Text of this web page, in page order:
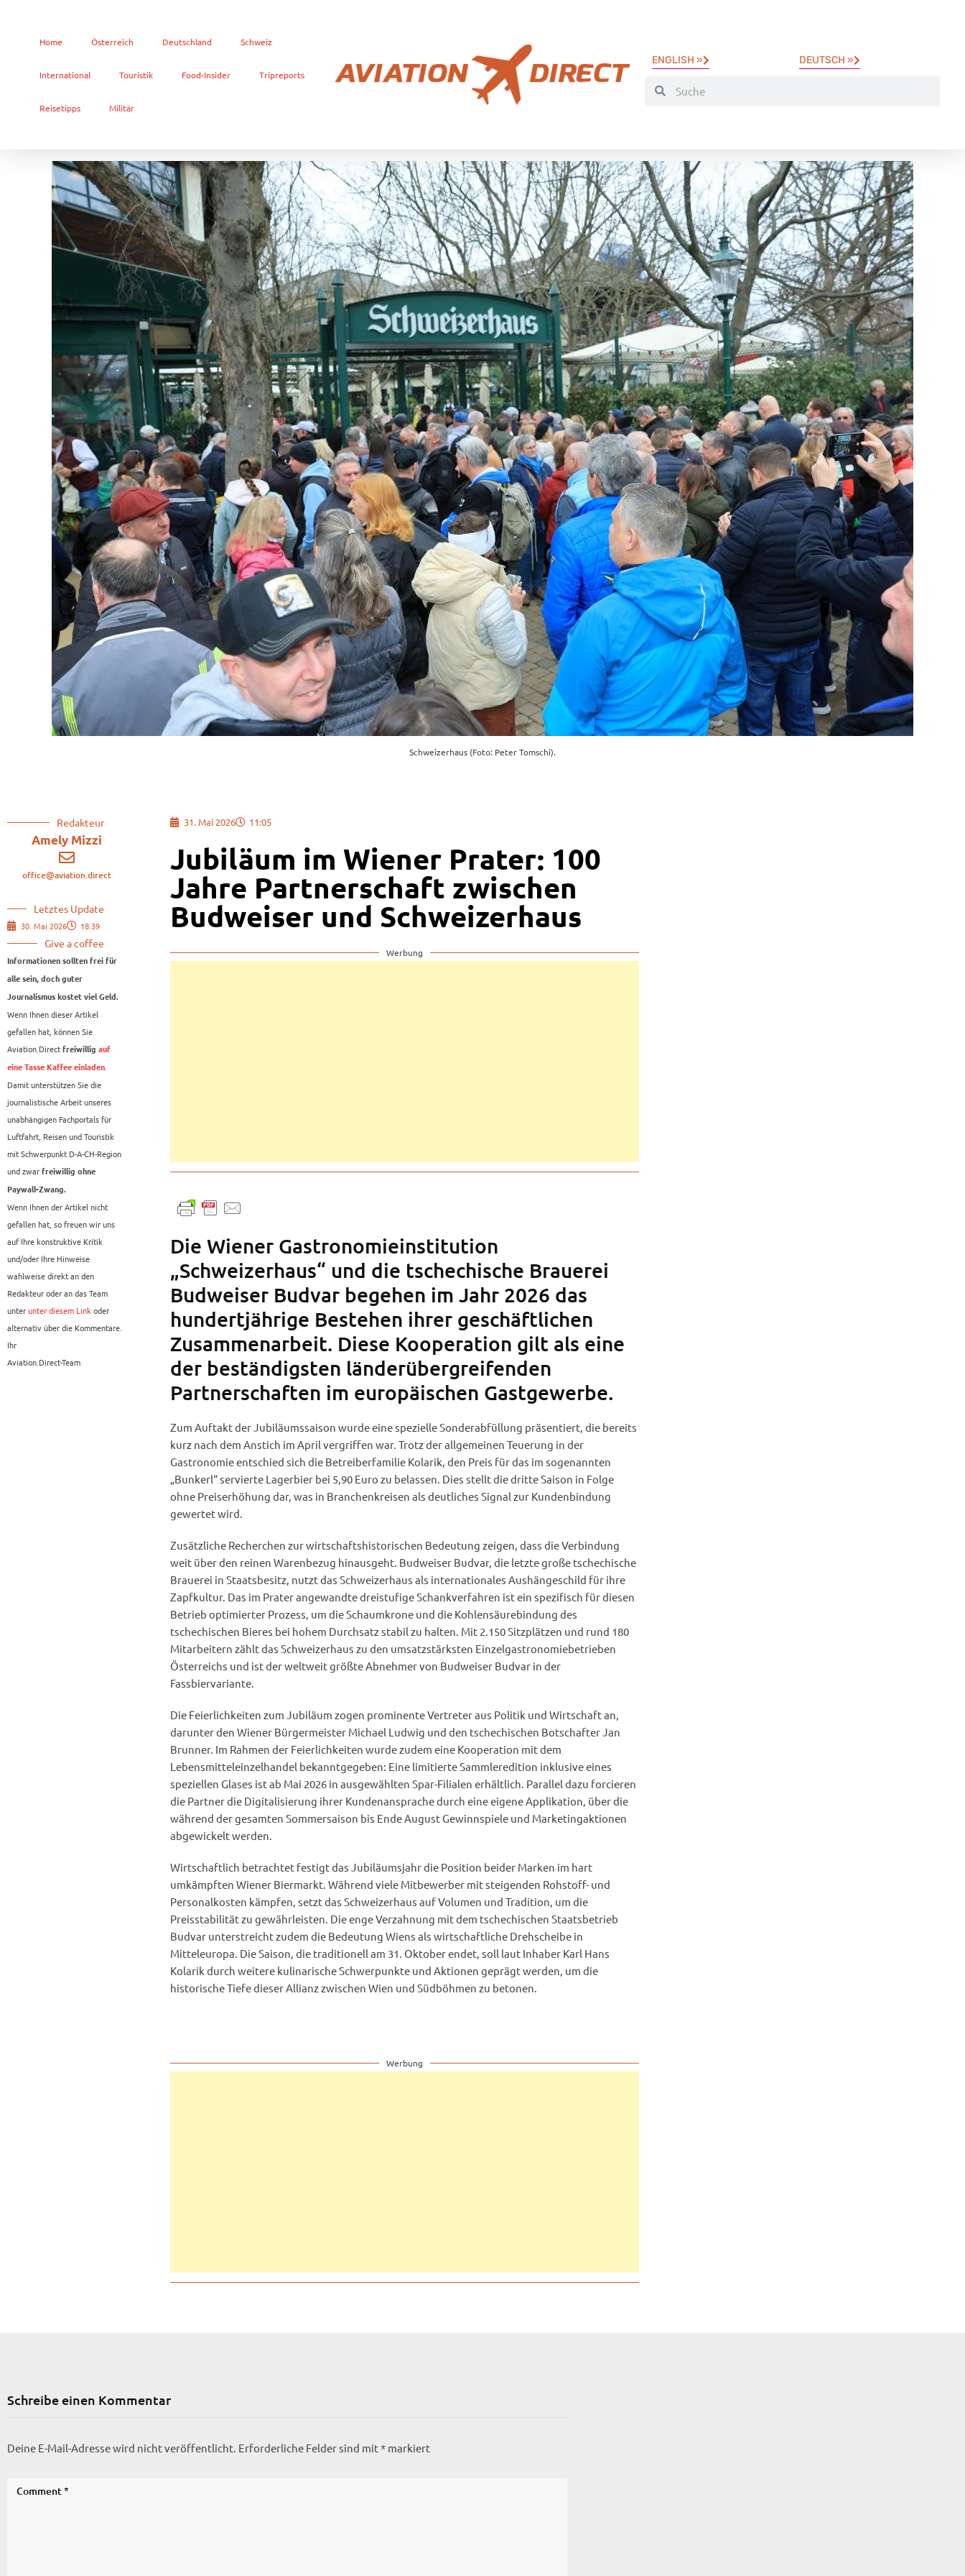
Home Österreich Deutschland Schweiz
International Touristik Food-Insider Tripreports
Reisetipps Militär
ENGLISH » DEUTSCH »
Schweizerhaus (Foto: Peter Tomschi).
Redakteur
Amely Mizzi
office@aviation.direct
Letztes Update
30. Mai 2026 18:39
Give a coffee
Informationen sollten frei für
alle sein, doch guter
Journalismus kostet viel Geld.
Wenn Ihnen dieser Artikel
gefallen hat, können Sie
Aviation.Direct freiwillig auf
eine Tasse Kaffee einladen.
Damit unterstützen Sie die
journalistische Arbeit unseres
unabhängigen Fachportals für
Luftfahrt, Reisen und Touristik
mit Schwerpunkt D-A-CH-Region
und zwar freiwillig ohne
Paywall-Zwang.
Wenn Ihnen der Artikel nicht
gefallen hat, so freuen wir uns
auf Ihre konstruktive Kritik
und/oder Ihre Hinweise
wahlweise direkt an den
Redakteur oder an das Team
unterunter diesem Linkoder
alternativ über die Kommentare.
Ihr
Aviation.Direct-Team
31. Mai 2026 11:05
Jubiläum im Wiener Prater: 100
Jahre Partnerschaft zwischen
Budweiser und Schweizerhaus
Werbung
Die Wiener Gastronomieinstitution
„Schweizerhaus“ und die tschechische Brauerei
Budweiser Budvar begehen im Jahr 2026 das
hundertjährige Bestehen ihrer geschäftlichen
Zusammenarbeit. Diese Kooperation gilt als eine
der beständigsten länderübergreifenden
Partnerschaften im europäischen Gastgewerbe.
Zum Auftakt der Jubiläumssaison wurde eine spezielle Sonderabfüllung präsentiert, die bereits
kurz nach dem Anstich im April vergriffen war. Trotz der allgemeinen Teuerung in der
Gastronomie entschied sich die Betreiberfamilie Kolarik, den Preis für das im sogenannten
„Bunkerl“ servierte Lagerbier bei 5,90 Euro zu belassen. Dies stellt die dritte Saison in Folge
ohne Preiserhöhung dar, was in Branchenkreisen als deutliches Signal zur Kundenbindung
gewertet wird.
Zusätzliche Recherchen zur wirtschaftshistorischen Bedeutung zeigen, dass die Verbindung
weit über den reinen Warenbezug hinausgeht. Budweiser Budvar, die letzte große tschechische
Brauerei in Staatsbesitz, nutzt das Schweizerhaus als internationales Aushängeschild für ihre
Zapfkultur. Das im Prater angewandte dreistufige Schankverfahren ist ein spezifisch für diesen
Betrieb optimierter Prozess, um die Schaumkrone und die Kohlensäurebindung des
tschechischen Bieres bei hohem Durchsatz stabil zu halten. Mit 2.150 Sitzplätzen und rund 180
Mitarbeitern zählt das Schweizerhaus zu den umsatzstärksten Einzelgastronomiebetrieben
Österreichs und ist der weltweit größte Abnehmer von Budweiser Budvar in der
Fassbiervariante.
Die Feierlichkeiten zum Jubiläum zogen prominente Vertreter aus Politik und Wirtschaft an,
darunter den Wiener Bürgermeister Michael Ludwig und den tschechischen Botschafter Jan
Brunner. Im Rahmen der Feierlichkeiten wurde zudem eine Kooperation mit dem
Lebensmitteleinzelhandel bekanntgegeben: Eine limitierte Sammleredition inklusive eines
speziellen Glases ist ab Mai 2026 in ausgewählten Spar-Filialen erhältlich. Parallel dazu forcieren
die Partner die Digitalisierung ihrer Kundenansprache durch eine eigene Applikation, über die
während der gesamten Sommersaison bis Ende August Gewinnspiele und Marketingaktionen
abgewickelt werden.
Wirtschaftlich betrachtet festigt das Jubiläumsjahr die Position beider Marken im hart
umkämpften Wiener Biermarkt. Während viele Mitbewerber mit steigenden Rohstoff- und
Personalkosten kämpfen, setzt das Schweizerhaus auf Volumen und Tradition, um die
Preisstabilität zu gewährleisten. Die enge Verzahnung mit dem tschechischen Staatsbetrieb
Budvar unterstreicht zudem die Bedeutung Wiens als wirtschaftliche Drehscheibe in
Mitteleuropa. Die Saison, die traditionell am 31. Oktober endet, soll laut Inhaber Karl Hans
Kolarik durch weitere kulinarische Schwerpunkte und Aktionen geprägt werden, um die
historische Tiefe dieser Allianz zwischen Wien und Südböhmen zu betonen.
Werbung
Schreibe einen Kommentar
Deine E-Mail-Adresse wird nicht veröffentlicht. Erforderliche Felder sind mit* markiert